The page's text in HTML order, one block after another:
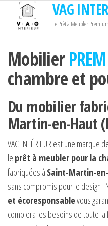
Passer
contenu
VAG
Le Prêt à Meubler
Mobilier
chambre et
Du mobilier
Martin-en-Haut
VAG INTÉRIEUR est une marque
le prêt à meubler pour la
fabriquées à Saint-Martin-
sans compromis pour le design !
et écoresponsablevous
comblera les besoins de toute la